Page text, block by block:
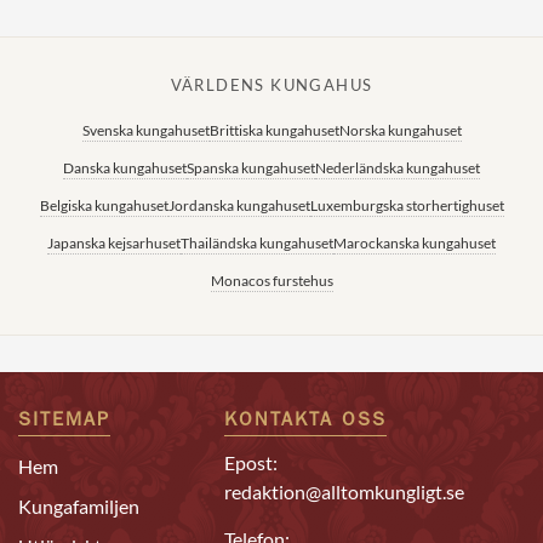
VÄRLDENS KUNGAHUS
Svenska kungahusetBrittiska kungahusetNorska kungahuset
Danska kungahusetSpanska kungahusetNederländska kungahuset
Belgiska kungahusetJordanska kungahusetLuxemburgska storhertighuset
Japanska kejsarhusetThailändska kungahusetMarockanska kungahuset
Monacos furstehus
SITEMAP
Hem
Kungafamiljen
KONTAKTA OSS
Epost:
redaktion@alltomkungligt.se